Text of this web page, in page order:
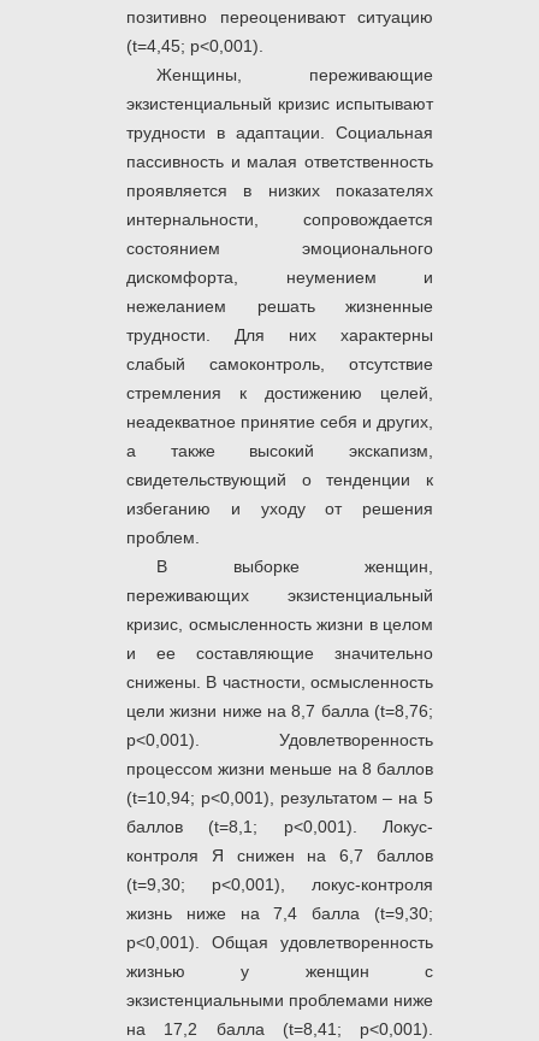
позитивно переоценивают ситуацию
(t=4,45; p<0,001).
Женщины, переживающие
экзистенциальный кризис испытывают
трудности в адаптации. Социальная
пассивность и малая ответственность
проявляется в низких показателях
интернальности, сопровождается
состоянием эмоционального
дискомфорта, неумением и
нежеланием решать жизненные
трудности. Для них характерны
слабый самоконтроль, отсутствие
стремления к достижению целей,
неадекватное принятие себя и других,
а также высокий экскапизм,
свидетельствующий о тенденции к
избеганию и уходу от решения
проблем.
В выборке женщин,
переживающих экзистенциальный
кризис, осмысленность жизни в целом
и ее составляющие значительно
снижены. В частности, осмысленность
цели жизни ниже на 8,7 балла (t=8,76;
p<0,001). Удовлетворенность
процессом жизни меньше на 8 баллов
(t=10,94; p<0,001), результатом – на 5
баллов (t=8,1; p<0,001). Локус-
контроля Я снижен на 6,7 баллов
(t=9,30; p<0,001), локус-контроля
жизнь ниже на 7,4 балла (t=9,30;
p<0,001). Общая удовлетворенность
жизнью у женщин с
экзистенциальными проблемами ниже
на 17,2 балла (t=8,41; p<0,001).